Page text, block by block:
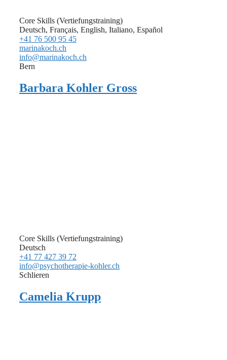
Core Skills (Vertiefungstraining)
Deutsch, Français, English, Italiano, Español
+41 76 500 95 45
marinakoch.ch
info@marinakoch.ch
Bern
Barbara Kohler Gross
Core Skills (Vertiefungstraining)
Deutsch
+41 77 427 39 72
info@psychotherapie-kohler.ch
Schlieren
Camelia Krupp